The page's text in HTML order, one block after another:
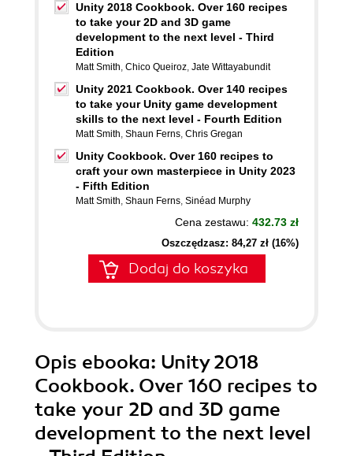
Unity 2018 Cookbook. Over 160 recipes
to take your 2D and 3D game
development to the next level - Third
Edition
Matt Smith, Chico Queiroz, Jate Wittayabundit
Unity 2021 Cookbook. Over 140 recipes
to take your Unity game development
skills to the next level - Fourth Edition
Matt Smith, Shaun Ferns, Chris Gregan
Unity Cookbook. Over 160 recipes to
craft your own masterpiece in Unity 2023
- Fifth Edition
Matt Smith, Shaun Ferns, Sinéad Murphy
Cena zestawu: 432.73 zł
Oszczędzasz: 84,27 zł (16%)
Dodaj do koszyka
Opis ebooka: Unity 2018
Cookbook. Over 160 recipes to
take your 2D and 3D game
development to the next level